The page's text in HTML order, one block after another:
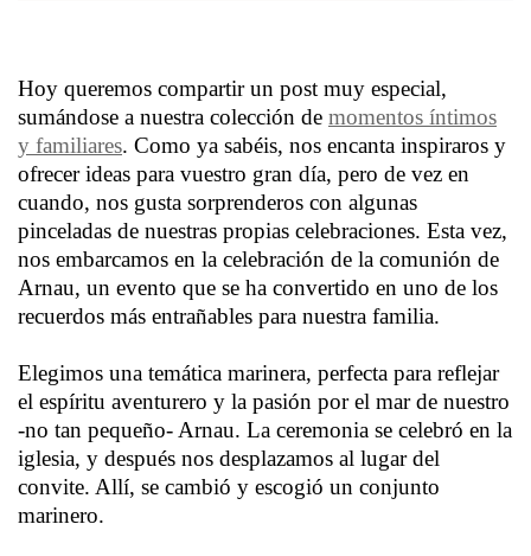
Hoy queremos compartir un post muy especial,
sumándose a nuestra colección de momentos íntimos
y familiares. Como ya sabéis, nos encanta inspiraros y
ofrecer ideas para vuestro gran día, pero de vez en
cuando, nos gusta sorprenderos con algunas
pinceladas de nuestras propias celebraciones. Esta vez,
nos embarcamos en la celebración de la comunión de
Arnau, un evento que se ha convertido en uno de los
recuerdos más entrañables para nuestra familia.
Elegimos una temática marinera, perfecta para reflejar
el espíritu aventurero y la pasión por el mar de nuestro
-no tan pequeño- Arnau. La ceremonia se celebró en la
iglesia, y después nos desplazamos al lugar del
convite. Allí, se cambió y escogió un conjunto
marinero.